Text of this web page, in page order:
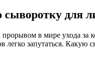
для
в мире ухода
запутаться. Какую